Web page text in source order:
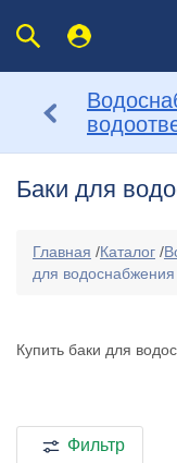
Баки для
Главная /Каталог /
для водоснабжения
Купить баки для
Фильтр